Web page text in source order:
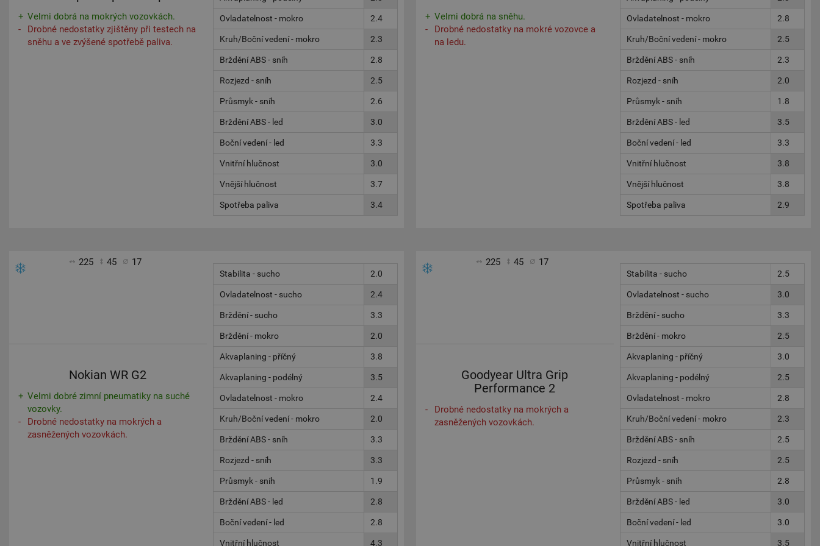
Velmi dobrá na mokrých vozovkách.
Drobné nedostatky zjištěny při testech na
sněhu a ve zvýšené spotřebě paliva.
Ovladatelnost - mokro 2.4
Kruh/Boční vedení - mokro 2.3
Brždění ABS - sníh 2.8
Rozjezd - sníh 2.5
Průsmyk - sníh 2.6
Brždění ABS - led 3.0
Boční vedení - led 3.3
Vnitřní hlučnost 3.0
Vnější hlučnost 3.7
Spotřeba paliva 3.4
Velmi dobrá na sněhu.
Drobné nedostatky na mokré vozovce a
na ledu.
Ovladatelnost - mokro 2.8
Kruh/Boční vedení - mokro 2.5
Brždění ABS - sníh 2.3
Rozjezd - sníh 2.0
Průsmyk - sníh 1.8
Brždění ABS - led 3.5
Boční vedení - led 3.3
Vnitřní hlučnost 3.8
Vnější hlučnost 3.8
Spotřeba paliva 2.9
225 45 17
Nokian WR G2
Velmi dobré zimní pneumatiky na suché
vozovky.
Drobné nedostatky na mokrých a
zasněžených vozovkách.
Stabilita - sucho 2.0
Ovladatelnost - sucho 2.4
Brždění - sucho 3.3
Brždění - mokro 2.0
Akvaplaning - příčný 3.8
Akvaplaning - podélný 3.5
Ovladatelnost - mokro 2.4
Kruh/Boční vedení - mokro 2.0
Brždění ABS - sníh 3.3
Rozjezd - sníh 3.3
Průsmyk - sníh 1.9
Brždění ABS - led 2.8
Boční vedení - led 2.8
Vnitřní hlučnost 4.3
225 45 17
Goodyear Ultra Grip
Performance 2
Drobné nedostatky na mokrých a
zasněžených vozovkách.
Stabilita - sucho 2.5
Ovladatelnost - sucho 3.0
Brždění - sucho 3.3
Brždění - mokro 2.5
Akvaplaning - příčný 3.0
Akvaplaning - podélný 2.5
Ovladatelnost - mokro 2.8
Kruh/Boční vedení - mokro 2.3
Brždění ABS - sníh 2.5
Rozjezd - sníh 2.5
Průsmyk - sníh 2.8
Brždění ABS - led 3.0
Boční vedení - led 3.0
Vnitřní hlučnost 3.5